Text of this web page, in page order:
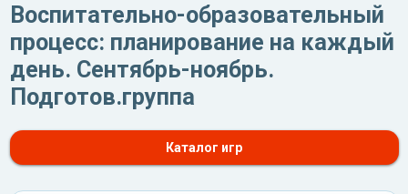
Воспитательно-образовательный
процесс: планирование на каждый
день. Сентябрь-ноябрь.
Подготов.группа
Каталог игр